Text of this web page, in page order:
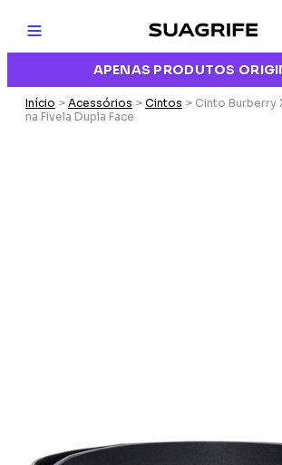
APENAS PRODUTOS
Início > Acessórios > Cintos > Cinto Burberry
na Fivela Dupla Face